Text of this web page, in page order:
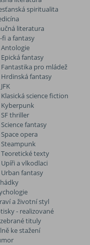
spiritualita
literatura
fi a fantasy
Antologie
Epická fantasy
Fantastika pro mládež
Hrdinská fantasy
JFK
Klasická science fiction
Kyberpunk
SF thriller
Science fantasy
Space opera
Steampunk
Teoretické texty
Upíři a vlkodlaci
Urban fantasy
a životní styl
- realizované
tituly
ke stažení